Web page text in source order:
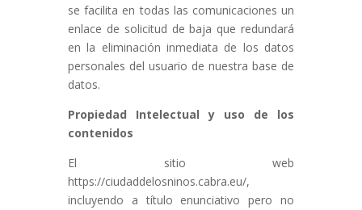
se facilita en todas las comunicaciones un
enlace de solicitud de baja que redundará
en la eliminación inmediata de los datos
personales del usuario de nuestra base de
datos.
Propiedad Intelectual y uso de los
contenidos
El sitio web
https://ciudaddelosninos.cabra.eu/,
incluyendo a título enunciativo pero no